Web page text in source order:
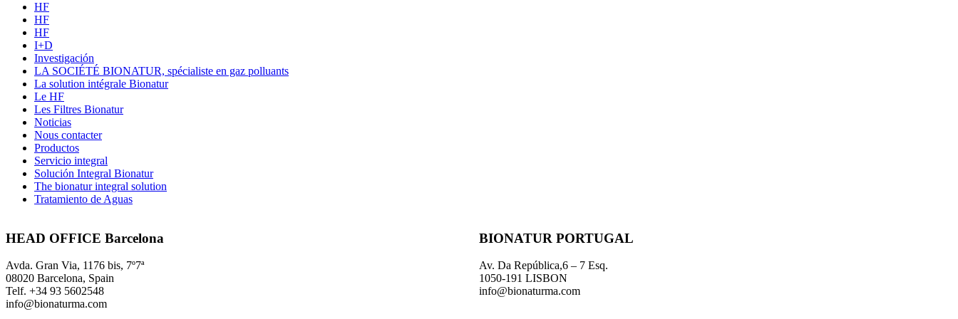
HF
HF
HF
I+D
Investigación
LA SOCIÉTÉ BIONATUR, spécialiste en gaz polluants
La solution intégrale Bionatur
Le HF
Les Filtres Bionatur
Noticias
Nous contacter
Productos
Servicio integral
Solución Integral Bionatur
The bionatur integral solution
Tratamiento de Aguas
HEAD OFFICE Barcelona
Avda. Gran Via, 1176 bis, 7º7ª
08020 Barcelona, Spain
Telf. +34 93 5602548
info@bionaturma.com
BIONATUR PORTUGAL
Av. Da República,6 – 7 Esq.
1050-191 LISBON
info@bionaturma.com